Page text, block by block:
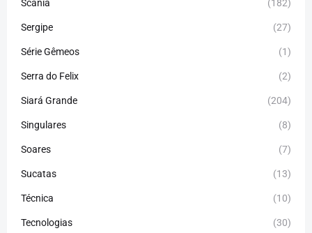
Scania (182)
Sergipe (27)
Série Gêmeos (1)
Serra do Felix (2)
Siará Grande (204)
Singulares (8)
Soares (7)
Sucatas (13)
Técnica (10)
Tecnologias (30)